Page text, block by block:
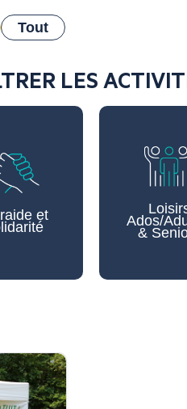
Tout
LES
et Ados/
&